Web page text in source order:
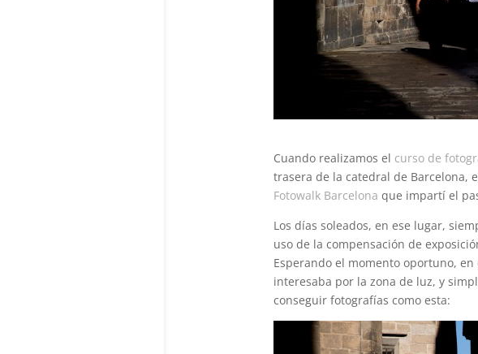
Cuando realizamos el curso de
trasera de la catedral de Barcelona,
Fotowalk Barcelona que impartí el
Los días soleados, en ese lugar,
uso de la compensación de
Esperando el momento oportuno,
interesaba por la zona de luz, y
conseguir fotografías como esta: